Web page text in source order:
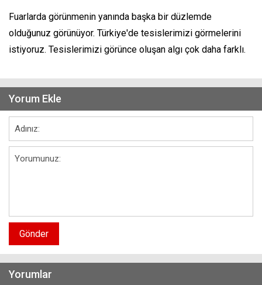
Fuarlarda görünmenin yanında başka bir düzlemde
olduğunuz görünüyor. Türkiye'de tesislerimizi görmelerini
istiyoruz. Tesislerimizi görünce oluşan algı çok daha farklı.
Yorum Ekle
Gönder
Yorumlar